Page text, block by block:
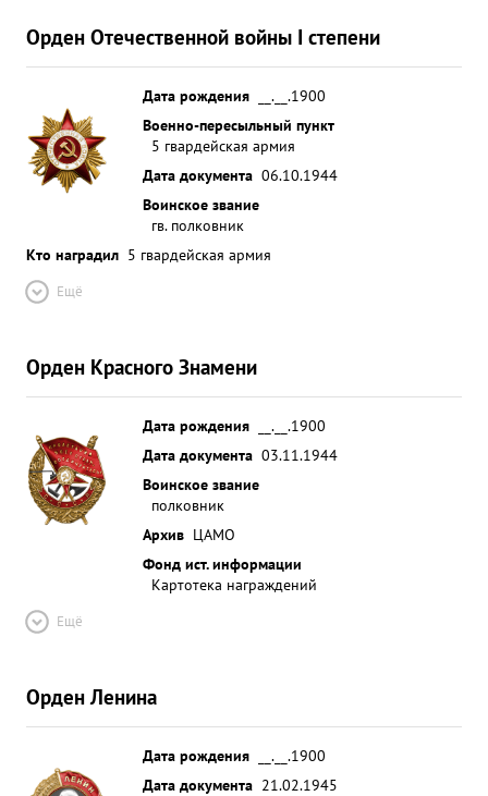
Орден Отечественной войны I степени
Дата рождения
__.__.1900
Военно-пересыльный пункт
5 гвардейская армия
Дата документа 06.10.1944
Воинское звание
гв. полковник
Кто наградил 5 гвардейская армия
Ещё
Орден Красного Знамени
Дата рождения
__.__.1900
Дата документа 03.11.1944
Воинское звание
полковник
Архив ЦАМО
Фонд ист. информации
Картотека награждений
Ещё
Орден Ленина
Дата рождения
__.__.1900
Дата документа 21.02.1945